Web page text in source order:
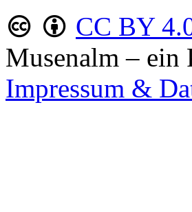
CC BY
Musenalm – ein
Impressum &